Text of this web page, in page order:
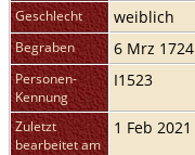
Geschlecht weiblich
Begraben 6 Mrz 1724
Personen-
Kennung
I1523
Zuletzt
bearbeitet am
1 Feb 2021